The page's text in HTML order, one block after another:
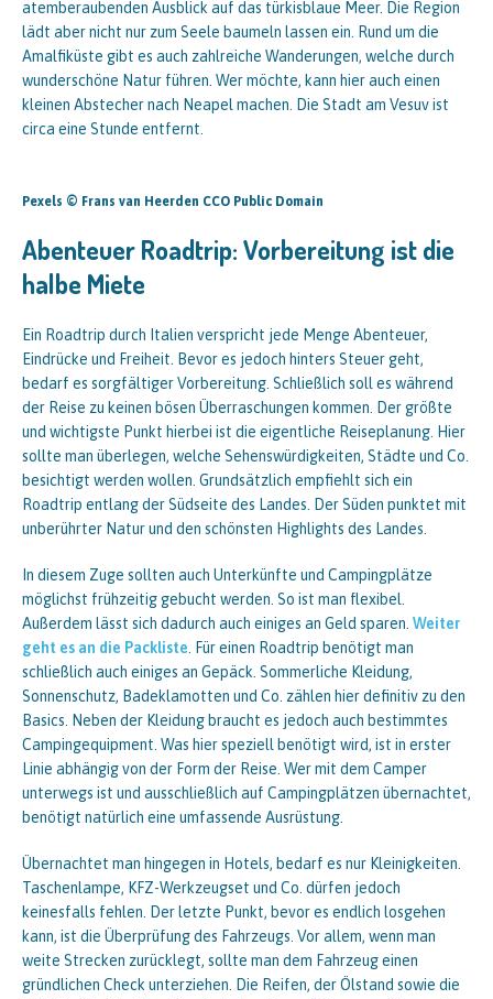
atemberaubenden Ausblick auf das türkisblaue Meer. Die Region
lädt aber nicht nur zum Seele baumeln lassen ein. Rund um die
Amalfiküste gibt es auch zahlreiche Wanderungen, welche durch
wunderschöne Natur führen. Wer möchte, kann hier auch einen
kleinen Abstecher nach Neapel machen. Die Stadt am Vesuv ist
circa eine Stunde entfernt.
Pexels © Frans van Heerden CCO Public Domain
Abenteuer Roadtrip: Vorbereitung ist die
halbe Miete
Ein Roadtrip durch Italien verspricht jede Menge Abenteuer,
Eindrücke und Freiheit. Bevor es jedoch hinters Steuer geht,
bedarf es sorgfältiger Vorbereitung. Schließlich soll es während
der Reise zu keinen bösen Überraschungen kommen. Der größte
und wichtigste Punkt hierbei ist die eigentliche Reiseplanung. Hier
sollte man überlegen, welche Sehenswürdigkeiten, Städte und Co.
besichtigt werden wollen. Grundsätzlich empfiehlt sich ein
Roadtrip entlang der Südseite des Landes. Der Süden punktet mit
unberührter Natur und den schönsten Highlights des Landes.
In diesem Zuge sollten auch Unterkünfte und Campingplätze
möglichst frühzeitig gebucht werden. So ist man flexibel.
Außerdem lässt sich dadurch auch einiges an Geld sparen. Weiter
geht es an die Packliste . Für einen Roadtrip benötigt man
schließlich auch einiges an Gepäck. Sommerliche Kleidung,
Sonnenschutz, Badeklamotten und Co. zählen hier definitiv zu den
Basics. Neben der Kleidung braucht es jedoch auch bestimmtes
Campingequipment. Was hier speziell benötigt wird, ist in erster
Linie abhängig von der Form der Reise. Wer mit dem Camper
unterwegs ist und ausschließlich auf Campingplätzen übernachtet,
benötigt natürlich eine umfassende Ausrüstung.
Übernachtet man hingegen in Hotels, bedarf es nur Kleinigkeiten.
Taschenlampe, KFZ-Werkzeugset und Co. dürfen jedoch
keinesfalls fehlen. Der letzte Punkt, bevor es endlich losgehen
kann, ist die Überprüfung des Fahrzeugs. Vor allem, wenn man
weite Strecken zurücklegt, sollte man dem Fahrzeug einen
gründlichen Check unterziehen. Die Reifen, der Ölstand sowie die